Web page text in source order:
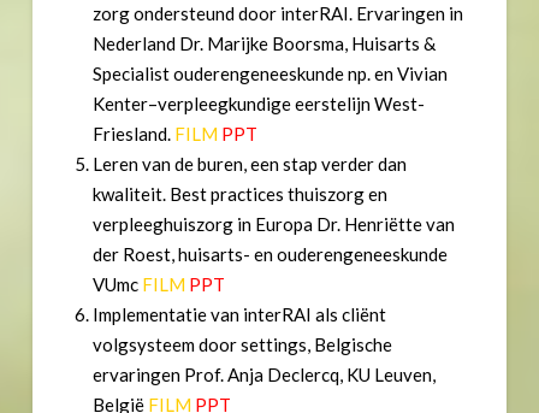
zorg ondersteund door interRAI. Ervaringen in
Nederland Dr. Marijke Boorsma, Huisarts &
Specialist ouderengeneeskunde np. en Vivian
Kenter–verpleegkundige eerstelijn West-
Friesland. FILM PPT
Leren van de buren, een stap verder dan
kwaliteit. Best practices thuiszorg en
verpleeghuiszorg in Europa Dr. Henriëtte van
der Roest, huisarts- en ouderengeneeskunde
VUmc FILM PPT
Implementatie van interRAI als cliënt
volgsysteem door settings, Belgische
ervaringen Prof. Anja Declercq, KU Leuven,
België FILM PPT